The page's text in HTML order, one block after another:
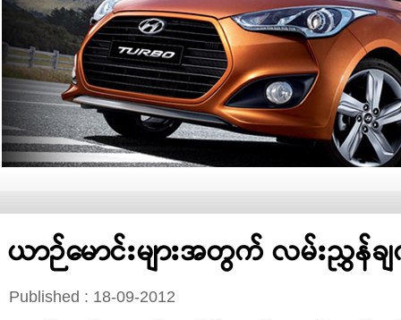
ယာဉ်မောင်းများအတွက် လမ်းညွှန်ခ
Published : 18-09-2012